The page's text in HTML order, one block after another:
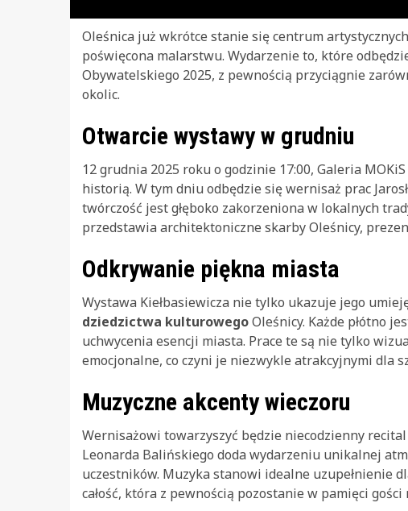
Oleśnica już wkrótce stanie się centrum
poświęcona malarstwu. Wydarzenie to, które
Obywatelskiego 2025, z pewnością przyciągnie
okolic.
Otwarcie wystawy w grudniu
12 grudnia 2025 roku o godzinie 17:00, Galeria
historią. W tym dniu odbędzie się wernisaż prac
twórczość jest głęboko zakorzeniona w lokalnych
przedstawia architektoniczne skarby Oleśnicy,
Odkrywanie piękna miasta
Wystawa Kiełbasiewicza nie tylko ukazuje jego
dziedzictwa kulturowegoOleśnicy. Każde płótno
uchwycenia esencji miasta. Prace te są nie tylko
emocjonalne, co czyni je niezwykle atrakcyjnymi dla
Muzyczne akcenty wieczoru
Wernisażowi towarzyszyć będzie niecodzienny
Leonarda Balińskiego doda wydarzeniu unikalnej
uczestników. Muzyka stanowi idealne uzupełnienie
całość, która z pewnością pozostanie w pamięci gości